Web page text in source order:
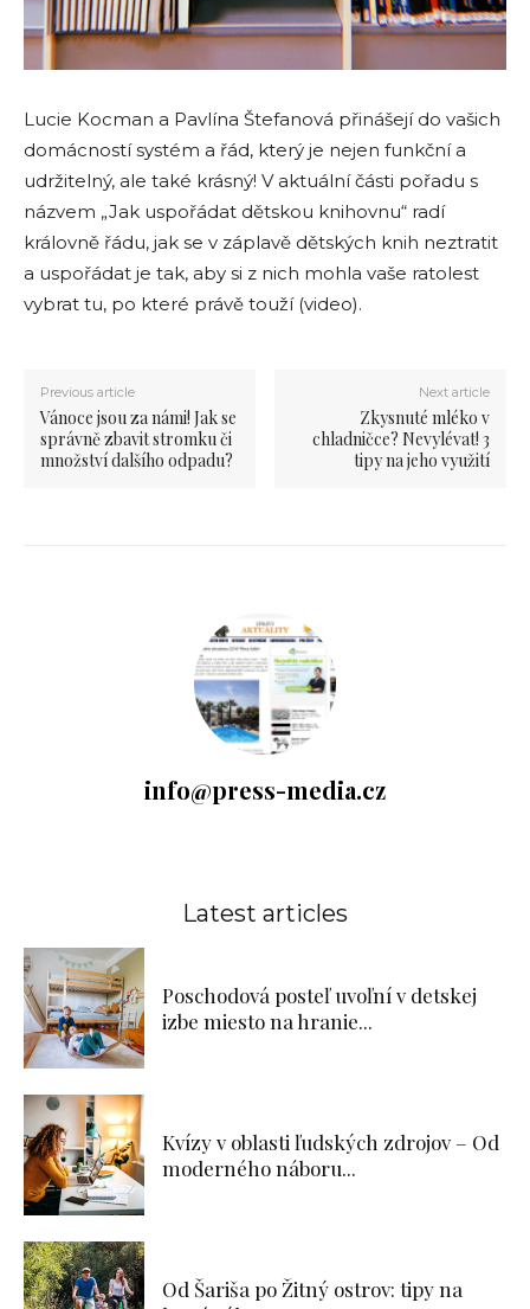
Lucie Kocman a Pavlína Štefanová přinášejí do vašich
domácností systém a řád, který je nejen funkční a
udržitelný, ale také krásný! V aktuální části pořadu s
názvem „Jak uspořádat dětskou knihovnu“ radí
královně řádu, jak se v záplavě dětských knih neztratit
a uspořádat je tak, aby si z nich mohla vaše ratolest
vybrat tu, po které právě touží (video).
Previous article
Vánoce jsou za námi! Jak se
správně zbavit stromku či
množství dalšího odpadu?
Next article
Zkysnuté mléko v
chladničce? Nevylévat! 3
tipy na jeho využití
info@press-media.cz
Latest articles
Poschodová posteľ uvoľní v detskej
izbe miesto na hranie...
Kvízy v oblasti ľudských zdrojov – Od
moderného náboru...
Od Šariša po Žitný ostrov: tipy na